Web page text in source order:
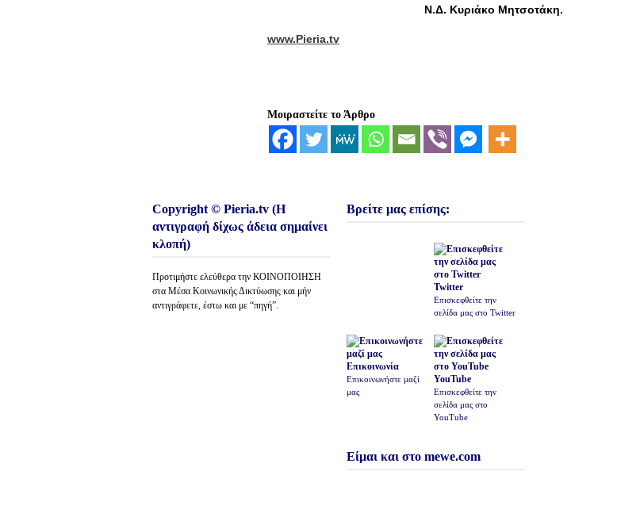
Ν.Δ. Κυριάκο Μητσοτάκη.
www.Pieria.tv
Μοιραστείτε το Άρθρο
Copyright © Pieria.tv (Η
αντιγραφή δίχως άδεια σημαίνει
κλοπή)
Προτιμήστε ελεύθερα την ΚΟΙΝΟΠΟΙΗΣΗ
στα Μέσα Κοινωνικής Δικτύωσης και μήν
αντιγράφετε, έστω και με “πηγή”.
Βρείτε μας επίσης:
Twitter
Επισκεφθείτε την
σελίδα μας στο Twitter
Επικοινωνία
Επικοινωνήστε μαζί
μας
YouTube
Επισκεφθείτε την
σελίδα μας στο
YouTube
Είμαι και στο mewe.com